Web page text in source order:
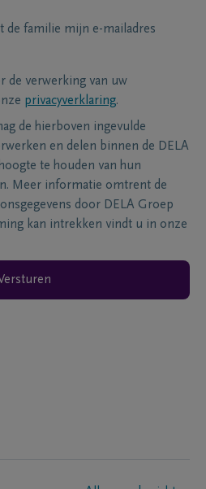
de familie mijn e-mailadres
de verwerking van uw
privacyverklaring.
de hierboven ingevulde
en delen binnen de DELA
te houden van hun
Meer informatie omtrent de
door DELA Groep
kan intrekken vindt u in onze